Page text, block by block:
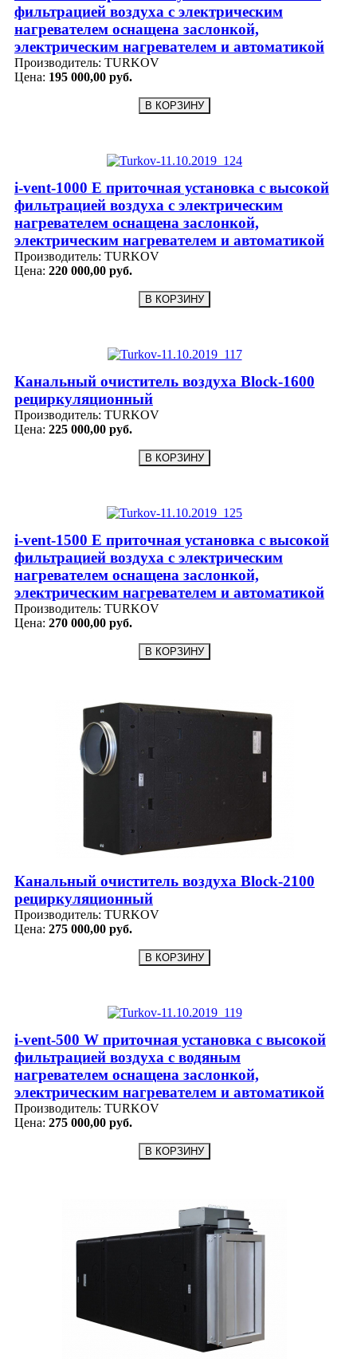
фильтрацией воздуха с электрическим
нагревателем оснащена заслонкой,
электрическим нагревателем и автоматикой
Производитель: TURKOV
Цена: 195 000,00 руб.
i-vent-1000 E приточная установка с высокой
фильтрацией воздуха с электрическим
нагревателем оснащена заслонкой,
электрическим нагревателем и автоматикой
Производитель: TURKOV
Цена: 220 000,00 руб.
Канальный очиститель воздуха Block-1600
рециркуляционный
Производитель: TURKOV
Цена: 225 000,00 руб.
i-vent-1500 E приточная установка с высокой
фильтрацией воздуха с электрическим
нагревателем оснащена заслонкой,
электрическим нагревателем и автоматикой
Производитель: TURKOV
Цена: 270 000,00 руб.
Канальный очиститель воздуха Block-2100
рециркуляционный
Производитель: TURKOV
Цена: 275 000,00 руб.
i-vent-500 W приточная установка с высокой
фильтрацией воздуха с водяным
нагревателем оснащена заслонкой,
электрическим нагревателем и автоматикой
Производитель: TURKOV
Цена: 275 000,00 руб.